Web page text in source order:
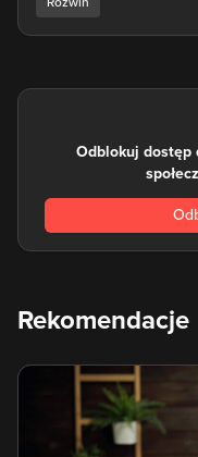
Nauka PHP jest już od
profesjonalnych
język PHP.
wymienić to, że jest
dobrze się skaluje i
prostych projektów
tych doświadczonych.
Jeżeli zastanawiasz
nasze kursy, które
Odblokuj dostęp
Rekomendacje